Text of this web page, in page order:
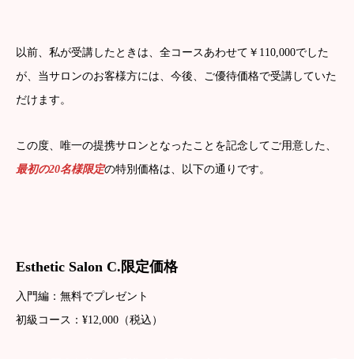
以前、私が受講したときは、全コースあわせて￥110,000でした
が、当サロンのお客様方には、今後、ご優待価格で受講していた
だけます。
この度、唯一の提携サロンとなったことを記念してご用意した、
最初の20名様限定の特別価格は、以下の通りです。
Esthetic Salon C.限定価格
入門編：無料でプレゼント
初級コース：¥12,000（税込）